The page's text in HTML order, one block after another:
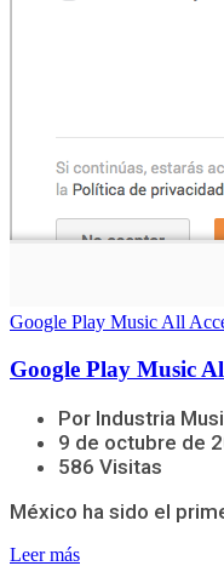
Google Play Music All
Google Play Music
Por Industria
9 de octubre de
586 Visitas
México ha sido el
Leer más